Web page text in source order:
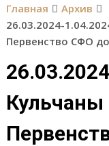
Главная
Архив
26.03.2024-
Первенство СФО
Кульчаны